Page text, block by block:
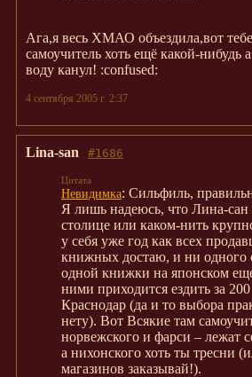
Ага,я весь ХМАО объездила,вот
самоучитель хоть ещё какой-нибудь
воду канул! :confused:
4 сентября 2005 г. 2:37
#1686
Lina-san
Невидимка: Сильфиль,
Я лишь надеюсь, что Лина-сан
столице или каком-нить
у себя уже год как всех
книжных достаю, и ни одного
одной книжки на японском
ними приходится ездить за
Краснодар (да и то выбора
нету). Вот Всякие там
норвежского и фарси – лежат
а нихонского хоть ты тресни
магазинов заказывай!).